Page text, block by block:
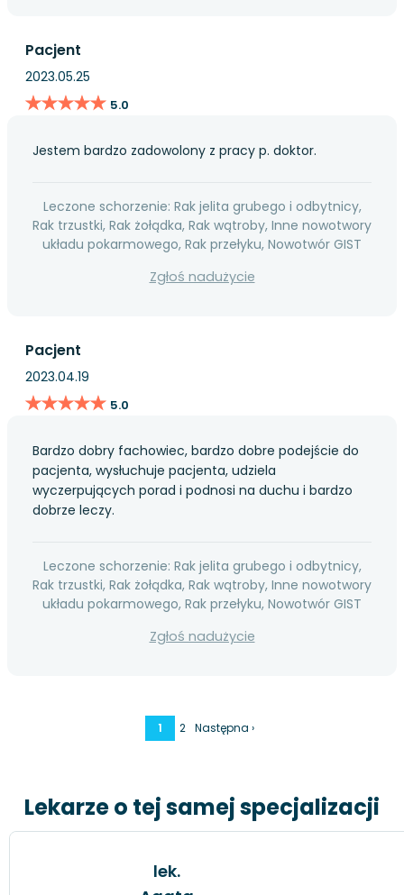
Pacjent
2023.05.25
★★★★★
★★★★★ 5.0
Jestem bardzo zadowolony z pracy p. doktor.
Leczone schorzenie: Rak jelita grubego i odbytnicy,
Rak trzustki, Rak żołądka, Rak wątroby, Inne nowotwory
układu pokarmowego, Rak przełyku, Nowotwór GIST
Zgłoś nadużycie
Pacjent
2023.04.19
★★★★★
★★★★★ 5.0
Bardzo dobry fachowiec, bardzo dobre podejście do
pacjenta, wysłuchuje pacjenta, udziela
wyczerpujących porad i podnosi na duchu i bardzo
dobrze leczy.
Leczone schorzenie: Rak jelita grubego i odbytnicy,
Rak trzustki, Rak żołądka, Rak wątroby, Inne nowotwory
układu pokarmowego, Rak przełyku, Nowotwór GIST
Zgłoś nadużycie
1 2 Następna ›
Lekarze o tej samej specjalizacji
lek.